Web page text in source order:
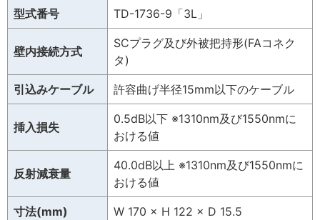
型式番号 TD-1736-9「3L」
壁内接続方式
SCプラグ及び外被把持形(FAコネク
タ)
引込みケーブル 許容曲げ半径15mm以下のケーブル
挿入損失
0.5dB以下 ※1310nm及び1550nmに
おける値
反射減衰量
40.0dB以上 ※1310nm及び1550nmに
おける値
寸法(mm) W 170 × H 122 × D 15.5